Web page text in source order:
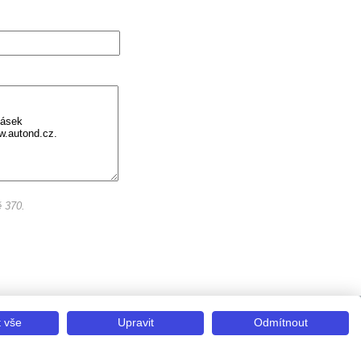
370.
vše Upravit Odmítnout